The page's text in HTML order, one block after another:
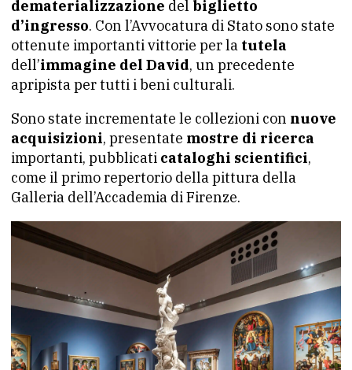
dematerializzazione del biglietto
d’ingresso. Con l’Avvocatura di Stato sono state
ottenute importanti vittorie per la tutela
dell’immagine del David, un precedente
apripista per tutti i beni culturali.
Sono state incrementate le collezioni con nuove
acquisizioni, presentate mostre di ricerca
importanti, pubblicati cataloghi scientifici,
come il primo repertorio della pittura della
Galleria dell’Accademia di Firenze.